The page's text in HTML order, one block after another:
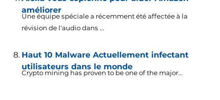
améliorer
Une équipe spéciale a récemment été affectée à la
révision de l'audio dans ...
Haut 10 Malware Actuellement infectant
utilisateurs dans le monde
Crypto mining has proven to be one of the major...